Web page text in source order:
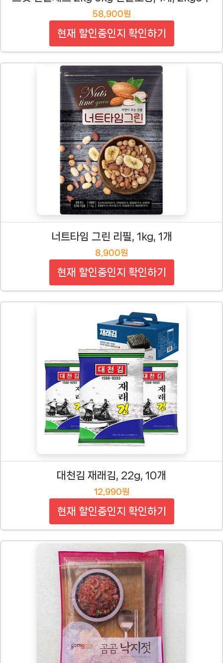
58,900원
현재 할인중인지 확인하기
너트타임 그린 리필, 1kg, 1개
8,900원
현재 할인중인지 확인하기
대천김 재래김, 22g, 10개
12,990원
현재 할인중인지 확인하기